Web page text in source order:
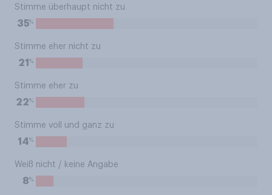
Stimme überhaupt nicht zu
35%
Stimme eher nicht zu
21 %
Stimme eher zu
22%
Stimme voll und ganz zu
14%
Weiß nicht / keine Angabe
8%